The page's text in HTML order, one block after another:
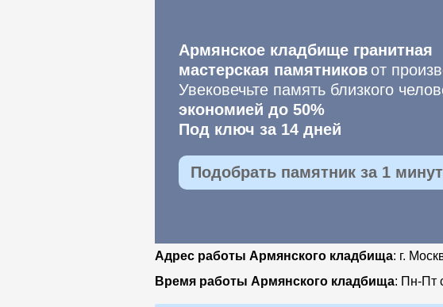
Армянское кладбище гранитная
мастерская памятников от
Увековечьте память близкого
экономией до 50%
Под ключ за 14 дней
Подобрать памятник за 1
Адрес работы Армянского кладбища: г.
Время работы Армянского кладбища: Пн-Пт